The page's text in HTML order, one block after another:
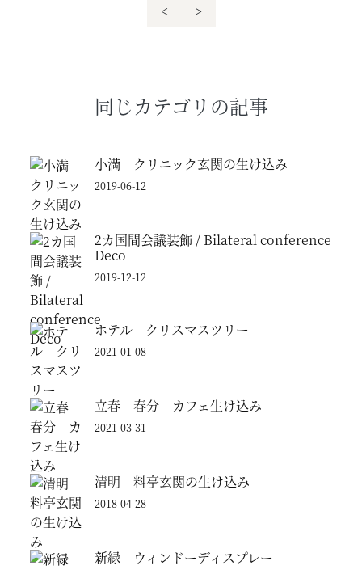
< >
同じカテゴリの記事
小満 クリニック玄関の生け込み
2019-06-12
2カ国間会議装飾 / Bilateral conference
Deco
2019-12-12
ホテル クリスマスツリー
2021-01-08
立春 春分 カフェ生け込み
2021-03-31
清明 料亭玄関の生け込み
2018-04-28
新緑 ウィンドーディスプレー